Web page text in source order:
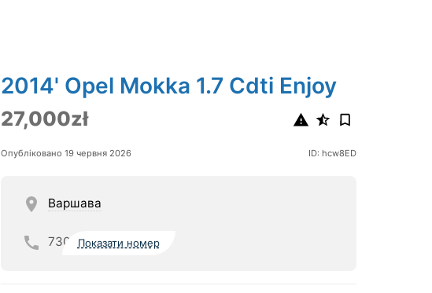
2014' Opel Mokka 1.7 Cdti Enjoy
27,000zł
Опубліковано 19 червня 2026 ID: hcw8ED
Варшава
730 Показати номер